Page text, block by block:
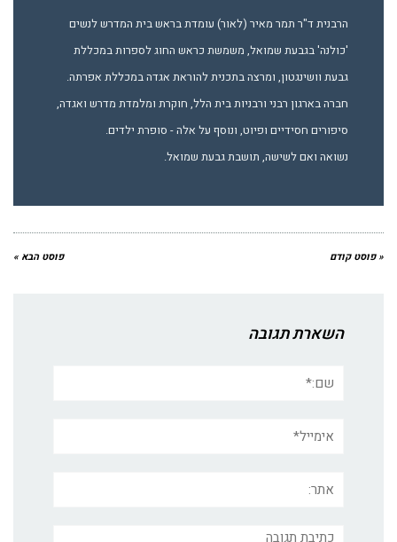
הרבנית ד"ר תמר מאיר (לאור) עומדת בראש בית המדרש לנשים
'כולנה' בגבעת שמואל, משמשת כראש החוג לספרות במכללת
גבעת וושינגטון, ומרצה בתכנית להוראת אגדה במכללת אפרתה.
חברה בארגון רבני ורבניות בית הלל, חוקרת ומלמדת מדרש ואגדה,
סיפורים חסידיים ופיוט, ונוסף על אלה - סופרת ילדים.
נשואה ואם לשישה, תושבת גבעת שמואל.
« פוסט קודם פוסט הבא »
השארת תגובה
תגובה